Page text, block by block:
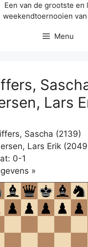
Een van de grootste en
weekendtoernooien
Menu
Lars
Sascha (2139)
Lars Erik
0-1
»
om
te
openen.